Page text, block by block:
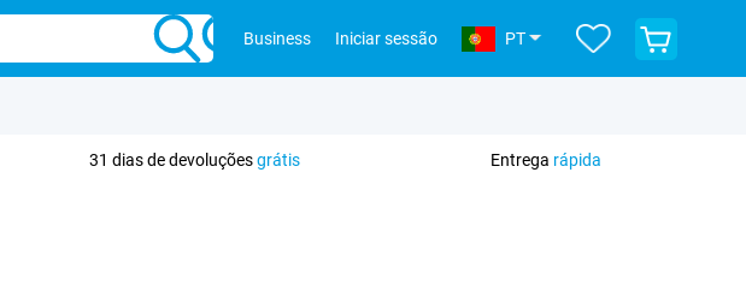
Business Iniciar sessão PT
Ver
teu
carrinho
31 dias de devoluçõesgrátis Entrega rápida